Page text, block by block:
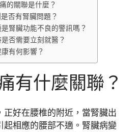
的關聯是什麼？
否有腎臟問題？
腎臟功能不良的警訊嗎？
否需要立刻就醫？
有何影響？
有什麼關聯？
正好在腰椎的附近，當腎臟出
起相應的腰部不適。腎臟病變